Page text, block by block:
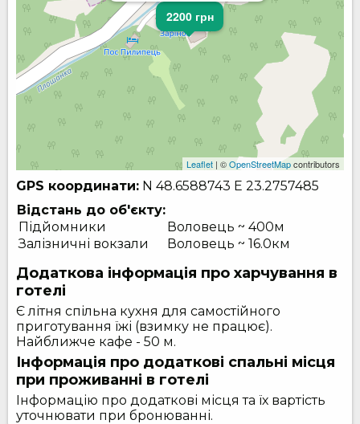
2200 грн
Leaflet | ©OpenStreetMapcontributors
GPS координати: N 48.6588743 E 23.2757485
Відстань до об'єкту:
Підйомники
Воловець ~ 400м
Залізничні вокзали
Воловець ~ 16.0км
Додаткова інформація про харчування в
готелі
Є літня спільна кухня для самостійного
приготування їжі (взимку не працює).
Найближче кафе - 50 м.
Інформація про додаткові спальні місця
при проживанні в готелі
Інформацію про додаткові місця та їх вартість
уточнювати при бронюванні.